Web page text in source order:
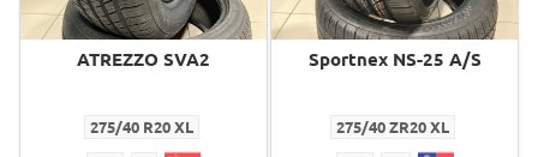
ATREZZO SVA2
275/40 R20 XL
Sportnex NS-25 A/S
275/40 ZR20 XL